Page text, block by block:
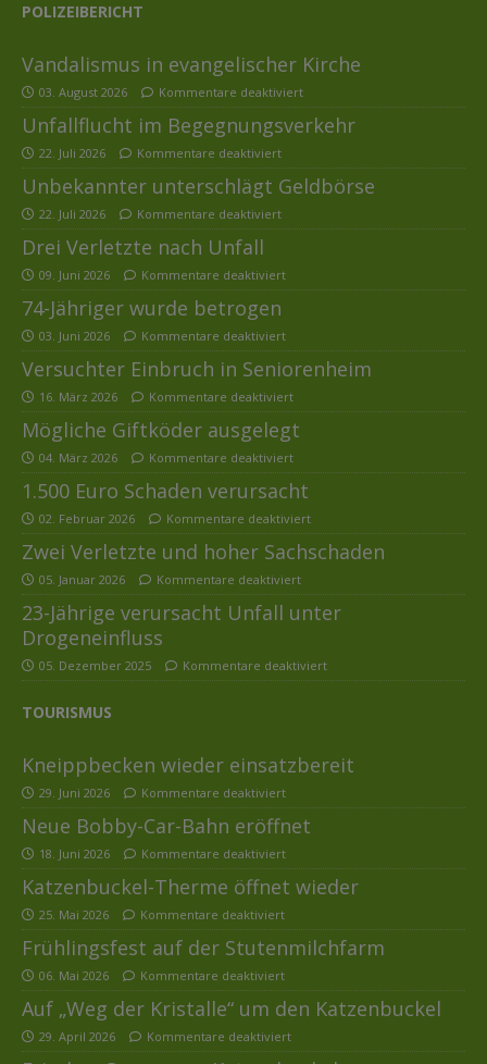
POLIZEIBERICHT
Vandalismus in evangelischer Kirche
03. August 2026 Kommentare deaktiviert
Unfallflucht im Begegnungsverkehr
22. Juli 2026 Kommentare deaktiviert
Unbekannter unterschlägt Geldbörse
22. Juli 2026 Kommentare deaktiviert
Drei Verletzte nach Unfall
09. Juni 2026 Kommentare deaktiviert
74-Jähriger wurde betrogen
03. Juni 2026 Kommentare deaktiviert
Versuchter Einbruch in Seniorenheim
16. März 2026 Kommentare deaktiviert
Mögliche Giftköder ausgelegt
04. März 2026 Kommentare deaktiviert
1.500 Euro Schaden verursacht
02. Februar 2026 Kommentare deaktiviert
Zwei Verletzte und hoher Sachschaden
05. Januar 2026 Kommentare deaktiviert
23-Jährige verursacht Unfall unter
Drogeneinfluss
05. Dezember 2025 Kommentare deaktiviert
TOURISMUS
Kneippbecken wieder einsatzbereit
29. Juni 2026 Kommentare deaktiviert
Neue Bobby-Car-Bahn eröffnet
18. Juni 2026 Kommentare deaktiviert
Katzenbuckel-Therme öffnet wieder
25. Mai 2026 Kommentare deaktiviert
Frühlingsfest auf der Stutenmilchfarm
06. Mai 2026 Kommentare deaktiviert
Auf „Weg der Kristalle“ um den Katzenbuckel
29. April 2026 Kommentare deaktiviert